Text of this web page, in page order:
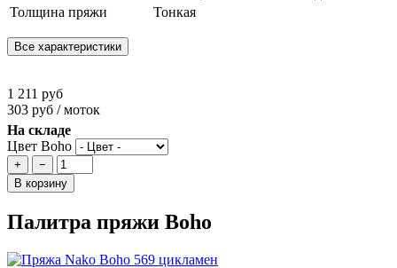
Толщина пряжи
Тонкая
Все характеристики
1 211 руб
303 руб / моток
На складе
Цвет Boho
+
−
В корзину
Палитра пряжи Boho